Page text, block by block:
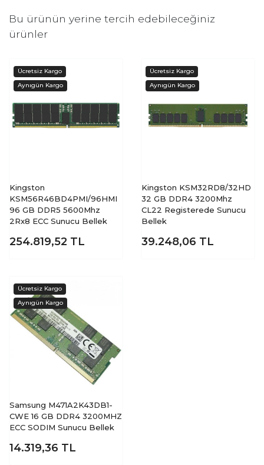
Bu ürünün yerine tercih edebileceğiniz
ürünler
Kingston
KSM56R46BD4PMI/96HMI
96 GB DDR5 5600Mhz
2Rx8 ECC Sunucu Bellek
254.819,52 TL
Kingston KSM32RD8/32HD
32 GB DDR4 3200Mhz
CL22 Registerede Sunucu
Bellek
39.248,06 TL
Samsung M471A2K43DB1-
CWE 16 GB DDR4 3200MHZ
ECC SODIM Sunucu Bellek
14.319,36 TL